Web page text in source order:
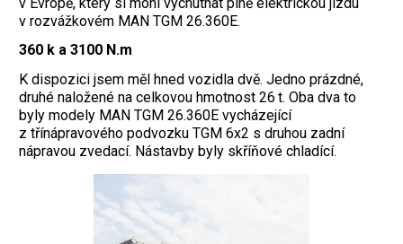
v rozvážkovém MAN TGM 26.360E.
360 k a 3100 N.m
K dispozici jsem měl hned vozidla dvě. Jedno prázdné,
druhé naložené na celkovou hmotnost 26 t. Oba dva to
byly modely MAN TGM 26.360E vycházející
z třínápravového podvozku TGM 6x2 s druhou zadní
nápravou zvedací. Nástavby byly skříňové chladící.